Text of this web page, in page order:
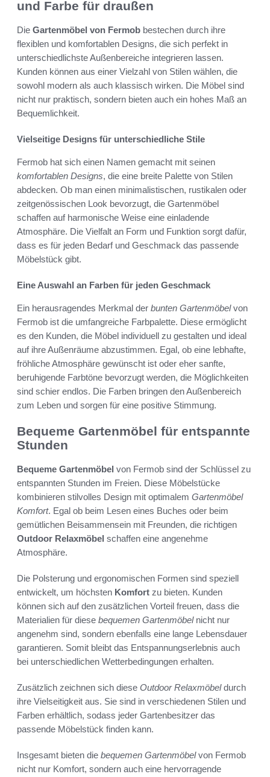
und Farbe für draußen
Die Gartenmöbel von Fermob bestechen durch ihre
flexiblen und komfortablen Designs, die sich perfekt in
unterschiedlichste Außenbereiche integrieren lassen.
Kunden können aus einer Vielzahl von Stilen wählen, die
sowohl modern als auch klassisch wirken. Die Möbel sind
nicht nur praktisch, sondern bieten auch ein hohes Maß an
Bequemlichkeit.
Vielseitige Designs für unterschiedliche Stile
Fermob hat sich einen Namen gemacht mit seinen
komfortablen Designs, die eine breite Palette von Stilen
abdecken. Ob man einen minimalistischen, rustikalen oder
zeitgenössischen Look bevorzugt, die Gartenmöbel
schaffen auf harmonische Weise eine einladende
Atmosphäre. Die Vielfalt an Form und Funktion sorgt dafür,
dass es für jeden Bedarf und Geschmack das passende
Möbelstück gibt.
Eine Auswahl an Farben für jeden Geschmack
Ein herausragendes Merkmal der bunten Gartenmöbelvon
Fermob ist die umfangreiche Farbpalette. Diese ermöglicht
es den Kunden, die Möbel individuell zu gestalten und ideal
auf ihre Außenräume abzustimmen. Egal, ob eine lebhafte,
fröhliche Atmosphäre gewünscht ist oder eher sanfte,
beruhigende Farbtöne bevorzugt werden, die Möglichkeiten
sind schier endlos. Die Farben bringen den Außenbereich
zum Leben und sorgen für eine positive Stimmung.
Bequeme Gartenmöbel für entspannte
Stunden
Bequeme Gartenmöbel von Fermob sind der Schlüssel zu
entspannten Stunden im Freien. Diese Möbelstücke
kombinieren stilvolles Design mit optimalem Gartenmöbel
Komfort. Egal ob beim Lesen eines Buches oder beim
gemütlichen Beisammensein mit Freunden, die richtigen
Outdoor Relaxmöbel schaffen eine angenehme
Atmosphäre.
Die Polsterung und ergonomischen Formen sind speziell
entwickelt, um höchsten Komfort zu bieten. Kunden
können sich auf den zusätzlichen Vorteil freuen, dass die
Materialien für diese bequemen Gartenmöbelnicht nur
angenehm sind, sondern ebenfalls eine lange Lebensdauer
garantieren. Somit bleibt das Entspannungserlebnis auch
bei unterschiedlichen Wetterbedingungen erhalten.
Zusätzlich zeichnen sich diese Outdoor Relaxmöbeldurch
ihre Vielseitigkeit aus. Sie sind in verschiedenen Stilen und
Farben erhältlich, sodass jeder Gartenbesitzer das
passende Möbelstück finden kann.
Insgesamt bieten die bequemen Gartenmöbelvon Fermob
nicht nur Komfort, sondern auch eine hervorragende